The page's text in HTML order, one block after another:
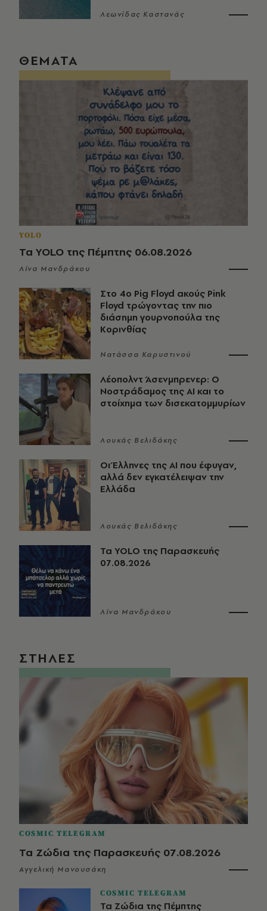
Λεωνίδας Καστανάς
ΘΕΜΑΤΑ
YOLO
Τα YOLO της Πέμπτης 06.08.2026
Λίνα Μανδράκου
Στο 4ο Pig Floyd ακούς Pink
Floyd τρώγοντας την πιο
διάσημη γουρνοπούλα της
Κορινθίας
Νατάσσα Καρυστινού
Λέοπολντ Άσενμπρενερ: Ο
Νοστράδαμος της AI και το
στοίχημα των δισεκατομμυρίων
Λουκάς Βελιδάκης
Οι Έλληνες της ΑΙ που έφυγαν,
αλλά δεν εγκατέλειψαν την
Ελλάδα
Λουκάς Βελιδάκης
Τα YOLO της Παρασκευής
07.08.2026
Λίνα Μανδράκου
ΣΤΗΛΕΣ
COSMIC TELEGRAM
Τα Ζώδια της Παρασκευής 07.08.2026
Αγγελική Μανουσάκη
COSMIC TELEGRAM
Τα Ζώδια της Πέμπτης